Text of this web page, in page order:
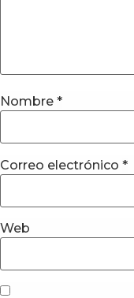
Nombre *
Correo electrónico *
Web